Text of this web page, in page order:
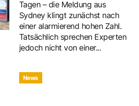
Tagen – die Meldung aus
Sydney klingt zunächst nach
einer alarmierend hohen Zahl.
Tatsächlich sprechen Experten
jedoch nicht von einer...
News